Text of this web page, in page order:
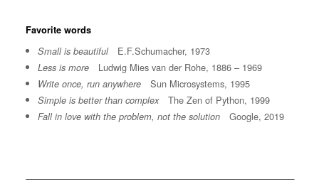
Favorite words
Small is beautifulE.F.Schumacher, 1973
Less is more Ludwig Mies van der Rohe, 1886 – 1969
Write once, run anywhere Sun Microsystems, 1995
Simple is better than complexThe Zen of Python, 1999
Fall in love with the problem, not the solution Google, 2019